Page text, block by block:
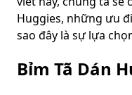
Huggies, những ưu
sao đây là sự lựa
Bỉm Tã Dán